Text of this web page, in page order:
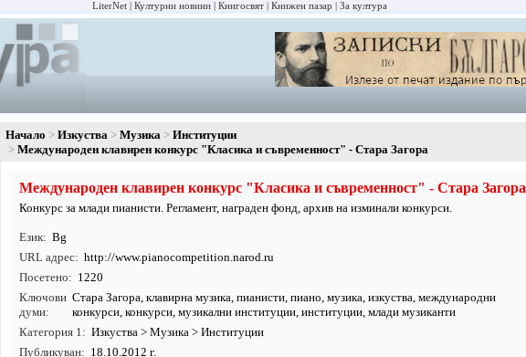
LiterNet Културни новини Книгосвят Книжен пазар За култура
Начало Изкуства Музика
Институции
Международен клавирен конкурс "Класика и съвременност" - Стара Загора
Международен клавирен конкурс "Класика и съвременност" - Стара Загора
Конкурс за млади пианисти. Регламент, награден фонд, архив на изминали конкурси.
Език
Bg
URL адрес
http://www.pianocompetition.narod.ru
Посетено
1220
Ключови
думи
Стара Загора, клавирна музика, пианисти, пиано, музика, изкуства, международни
конкурси, конкурси, музикални институции, институции, млади музиканти
Категория 1
Изкуства > Музика > Институции
Публикуван
18.10.2012 г.